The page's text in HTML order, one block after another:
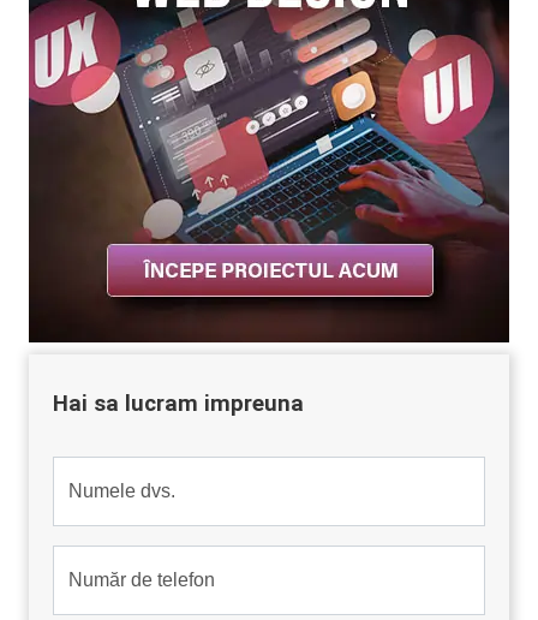
Hai sa lucram impreuna
Numele dvs.
Număr de telefon